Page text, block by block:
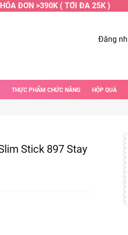
ĐƠN >390K ( TỐI ĐA 25K )
Đăng
THỰC PHẨM CHỨC NĂNG HỘP QUÀ
Stick 897 Stay